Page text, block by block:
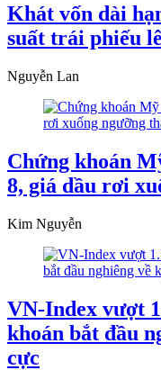
Khát vốn dài
suất trái phiếu
Nguyễn Lan
Chứng khoán
8, giá dầu rơi
Kim Nguyễn
VN-Index vượt
khoán bắt đầu
cực